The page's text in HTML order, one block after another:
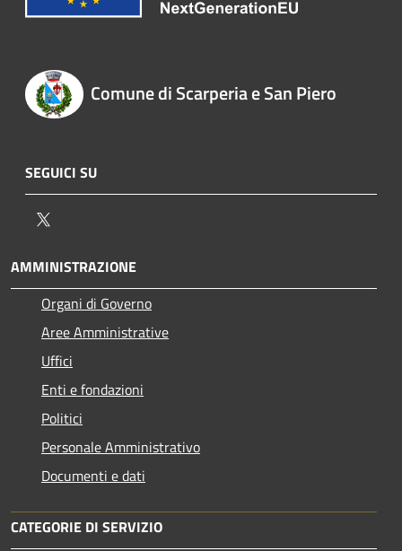
Comune di Scarperia e San Piero
SEGUICI SU
AMMINISTRAZIONE
Organi di Governo
Aree Amministrative
Uffici
Enti e fondazioni
Politici
Personale Amministrativo
Documenti e dati
CATEGORIE DI SERVIZIO